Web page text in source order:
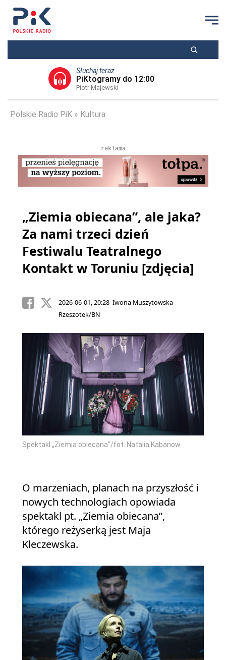
Słuchaj teraz
PiKtogramy do 12:00
Piotr Majewski
Polskie Radio PiK Kultura
reklama
„Ziemia obiecana”, ale jaka?
Za nami trzeci dzień
Festiwalu Teatralnego
Kontakt w Toruniu [zdjęcia]
2026-06-01, 20:28 Iwona Muszytowska-
Rzeszotek/BN
Spektakl „Ziemia obiecana”/fot. Natalia Kabanow
O marzeniach, planach na przyszłość i
nowych technologiach opowiada
spektakl pt. „Ziemia obiecana”,
którego reżyserką jest Maja
Kleczewska.